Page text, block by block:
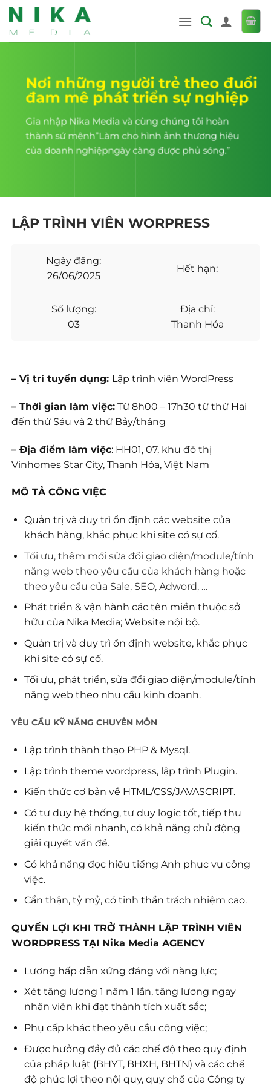
Bỏ
qua
nội
Nơi những người trẻ theo đuổi
đam mê phát triển sự nghiệp
Gia nhập Nika Media và cùng chúng tôi hoàn
thành sứ mệnh”Làm cho hình ảnh thương hiệu
của doanh nghiệpngày càng được phủ sóng.”
LẬP TRÌNH VIÊN WORPRESS
Ngày đăng:
26/06/2025
Hết hạn:
Số lượng:
03
Địa chỉ:
Thanh Hóa
– Vị trí tuyển dụng: Lập trình viên WordPress
– Thời gian làm việc: Từ 8h00 – 17h30 từ thứ Hai
đến thứ Sáu và 2 thứ Bảy/tháng
– Địa điểm làm việc: HH01, 07, khu đô thị
Vinhomes Star City, Thanh Hóa, Việt Nam
MÔ TẢ CÔNG VIỆC
Quản trị và duy trì ổn định các website của
khách hàng, khắc phục khi site có sự cố.
Tối ưu, thêm mới sửa đổi giao diện/module/tính
năng web theo yêu cầu của khách hàng hoặc
theo yêu cầu của Sale, SEO, Adword, …
Phát triển & vận hành các tên miền thuộc sở
hữu của Nika Media; Website nội bộ.
Quản trị và duy trì ổn định website, khắc phục
khi site có sự cố.
Tối ưu, phát triển, sửa đổi giao diện/module/tính
năng web theo nhu cầu kinh doanh.
YÊU CẦU KỸ NĂNG CHUYÊN MÔN
Lập trình thành thạo PHP & Mysql.
Lập trình theme wordpress, lập trình Plugin.
Kiến thức cơ bản về HTML/CSS/JAVASCRIPT.
Có tư duy hệ thống, tư duy logic tốt, tiếp thu
kiến thức mới nhanh, có khả năng chủ động
giải quyết vấn đề.
Có khả năng đọc hiểu tiếng Anh phục vụ công
việc.
Cẩn thận, tỷ mỷ, có tinh thần trách nhiệm cao.
QUYỀN LỢI KHI TRỞ THÀNH LẬP TRÌNH VIÊN
WORDPRESS TẠI Nika Media AGENCY
Lương hấp dẫn xứng đáng với năng lực;
Xét tăng lương 1 năm 1 lần, tăng lương ngay
nhân viên khi đạt thành tích xuất sắc;
Phụ cấp khác theo yêu cầu công việc;
Được hưởng đầy đủ các chế độ theo quy định
của pháp luật (BHYT, BHXH, BHTN) và các chế
độ phúc lợi theo nội quy, quy chế của Công ty